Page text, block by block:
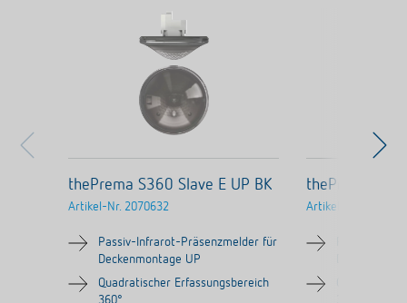
thePrema S360 Slave E UP BK
Artikel-Nr. 2070632
Passiv-Infrarot-Präsenzmelder für
Deckenmontage UP
Quadratischer Erfassungsbereich
thePrema
Artikel-Nr.